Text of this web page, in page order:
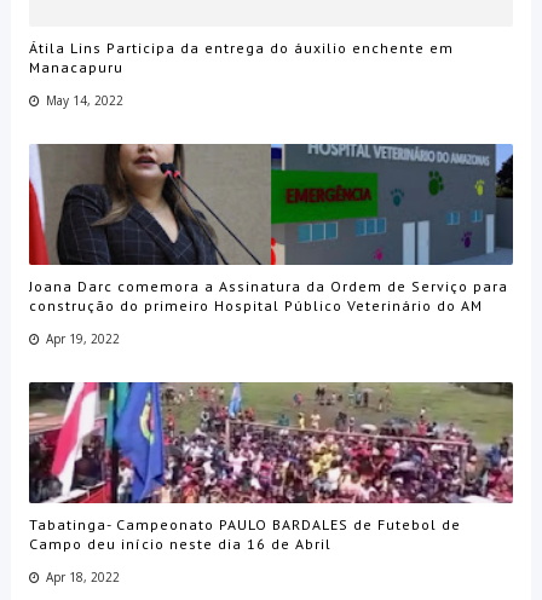
Átila Lins Participa da entrega do áuxilio enchente em
Manacapuru
May 14, 2022
Joana Darc comemora a Assinatura da Ordem de Serviço para
construção do primeiro Hospital Público Veterinário do AM
Apr 19, 2022
Tabatinga- Campeonato PAULO BARDALES de Futebol de
Campo deu início neste dia 16 de Abril
Apr 18, 2022